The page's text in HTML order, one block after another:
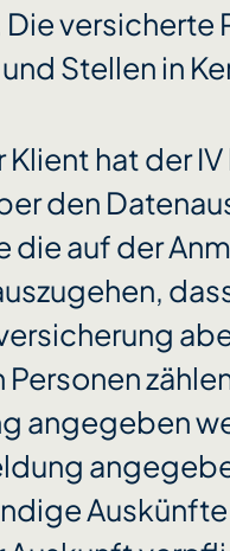
versicherte
Stellen in
Klient hat der
den
die auf der
Personen
angegeben